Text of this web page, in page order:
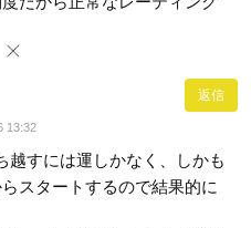
返信
13:32
越すには運しかなく、しかも
スタートするので結果的に